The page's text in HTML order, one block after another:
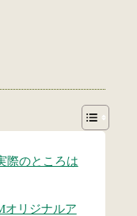
際のところは
オリジナルア